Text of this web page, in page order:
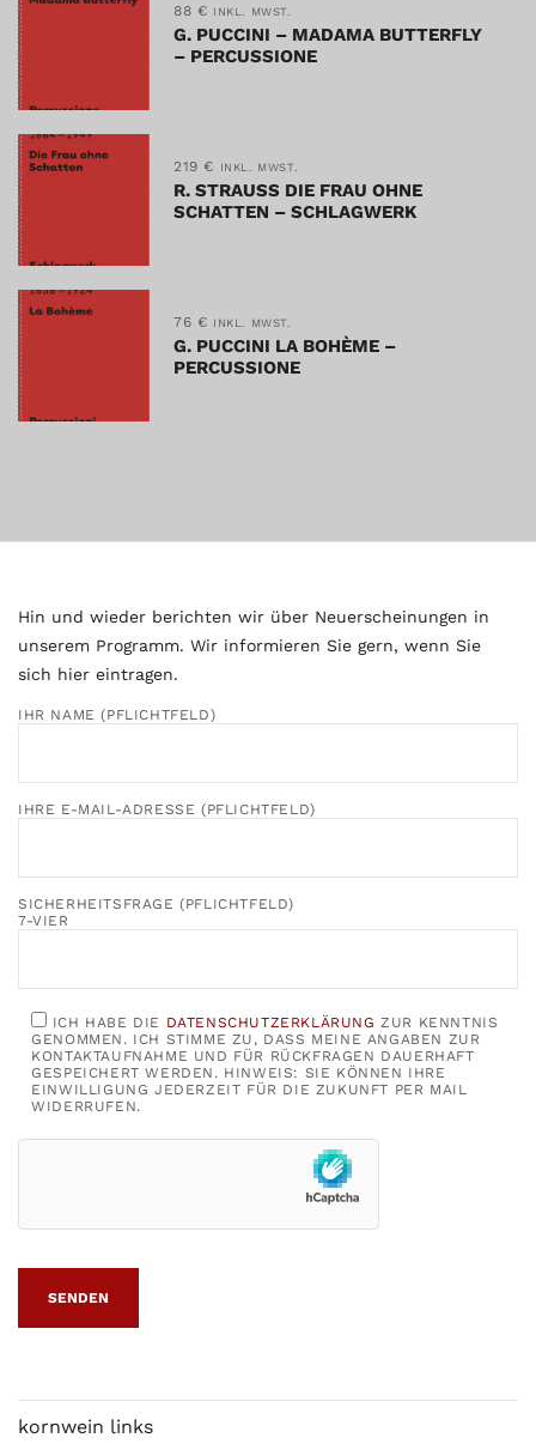
88 € INKL. MWST.
G. PUCCINI – MADAMA BUTTERFLY
– PERCUSSIONE
219 € INKL. MWST.
R. STRAUSS DIE FRAU OHNE
SCHATTEN – SCHLAGWERK
76 € INKL. MWST.
G. PUCCINI LA BOHÈME –
PERCUSSIONE
Hin und wieder berichten wir über Neuerscheinungen in
unserem Programm. Wir informieren Sie gern, wenn Sie
sich hier eintragen.
IHR NAME (PFLICHTFELD)
IHRE E-MAIL-ADRESSE (PFLICHTFELD)
SICHERHEITSFRAGE (PFLICHTFELD)
7-VIER
ICH HABE DIE DATENSCHUTZERKLÄRUNG ZUR KENNTNIS
GENOMMEN. ICH STIMME ZU, DASS MEINE ANGABEN ZUR
KONTAKTAUFNAHME UND FÜR RÜCKFRAGEN DAUERHAFT
GESPEICHERT WERDEN. HINWEIS: SIE KÖNNEN IHRE
EINWILLIGUNG JEDERZEIT FÜR DIE ZUKUNFT PER MAIL
WIDERRUFEN.
kornwein links